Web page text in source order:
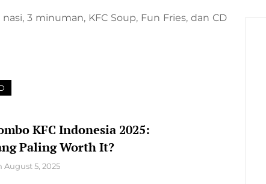
3 minuman, KFC Soup, Fun Fries, dan CD
KFC Indonesia 2025:
Paling Worth It?
August 5, 2025